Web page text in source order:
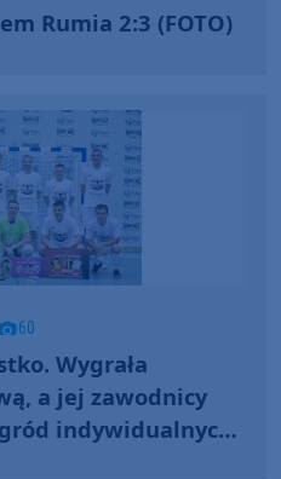
Rumia 2:3 (FOTO)
60
Wygrała
a jej zawodnicy
indywidualnych